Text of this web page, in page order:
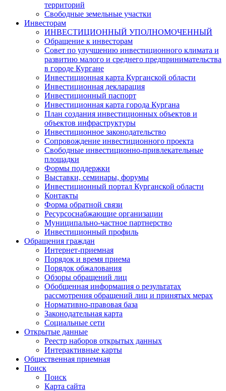
территорий
Свободные земельные участки
Инвесторам
ИНВЕСТИЦИОННЫЙ УПОЛНОМОЧЕННЫЙ
Обращение к инвесторам
Совет по улучшению инвестиционного климата и
развитию малого и среднего предпринимательства
в городе Кургане
Инвестиционная карта Курганской области
Инвестиционная декларация
Инвестиционный паспорт
Инвестиционная карта города Кургана
План создания инвестиционных объектов и
объектов инфраструктуры
Инвестиционное законодательство
Сопровождение инвестиционного проекта
Свободные инвестиционно-привлекательные
площадки
Формы поддержки
Выставки, семинары, форумы
Инвестиционный портал Курганской области
Контакты
Форма обратной связи
Ресурсоснабжающие организации
Муниципально-частное партнерство
Инвестиционный профиль
Обращения граждан
Интернет-приемная
Порядок и время приема
Порядок обжалования
Обзоры обращений лиц
Обобщенная информация о результатах
рассмотрения обращений лиц и принятых мерах
Нормативно-правовая база
Законодательная карта
Социальные сети
Открытые данные
Реестр наборов открытых данных
Интерактивные карты
Общественная приемная
Поиск
Поиск
Карта сайта